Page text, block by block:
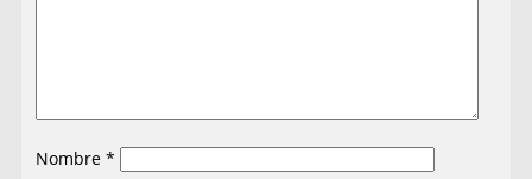
Nombre*